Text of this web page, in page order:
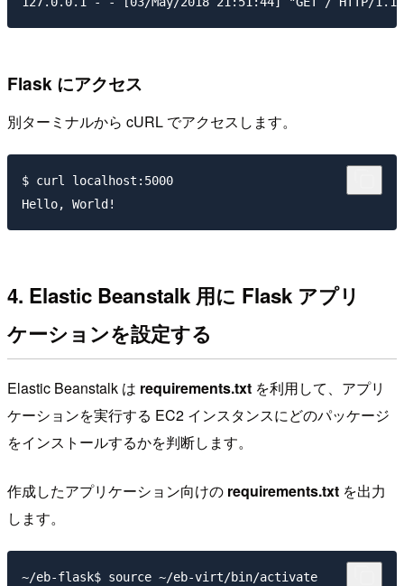
Flask にアクセス
別ターミナルから cURL でアクセスします。
$ curl localhost:5000
4. Elastic Beanstalk 用に Flask アプリ
ケーションを設定する
Elastic Beanstalk は requirements.txt を利用して、アプリ
ケーションを実行する EC2 インスタンスにどのパッケージ
をインストールするかを判断します。
作成したアプリケーション向けの requirements.txt を出力
します。
~/eb-flask$ source ~/eb-virt/bin/activate